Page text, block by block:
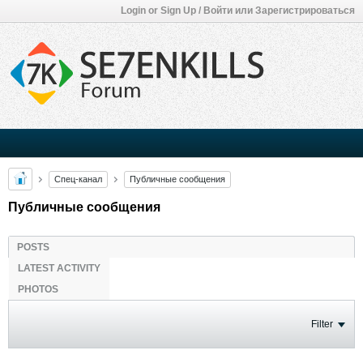
Login or Sign Up / Войти или Зарегистрироваться
Спец-канал Публичные сообщения
Публичные сообщения
POSTS
LATEST ACTIVITY
PHOTOS
Filter